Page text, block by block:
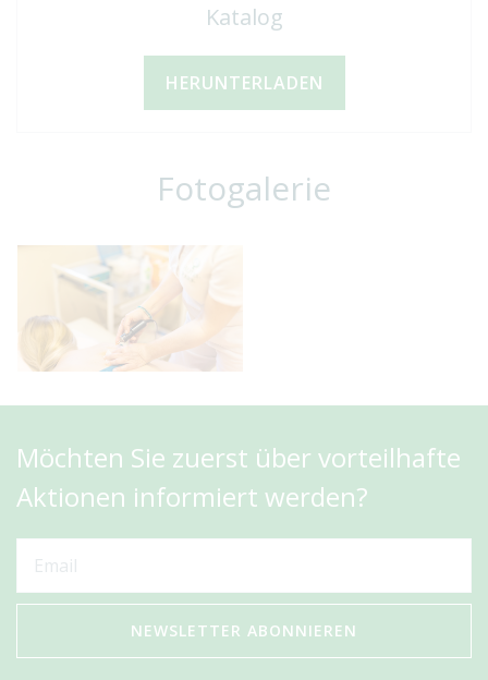
Katalog
HERUNTERLADEN
Fotogalerie
Möchten Sie zuerst über vorteilhafte
Aktionen informiert werden?
NEWSLETTER ABONNIEREN